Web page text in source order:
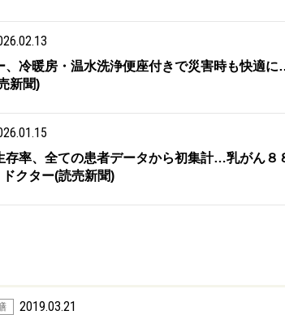
、冷暖房・温水洗浄便座付きで災害時も快適
新聞)
存率、全ての患者データから初集計…乳がん８
ドクター(読売新聞)
2019.03.21